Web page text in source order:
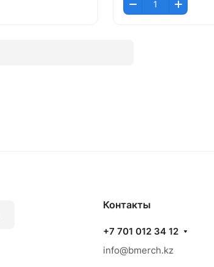
Контакты
+7 701 012 34 12
info@bmerch.kz